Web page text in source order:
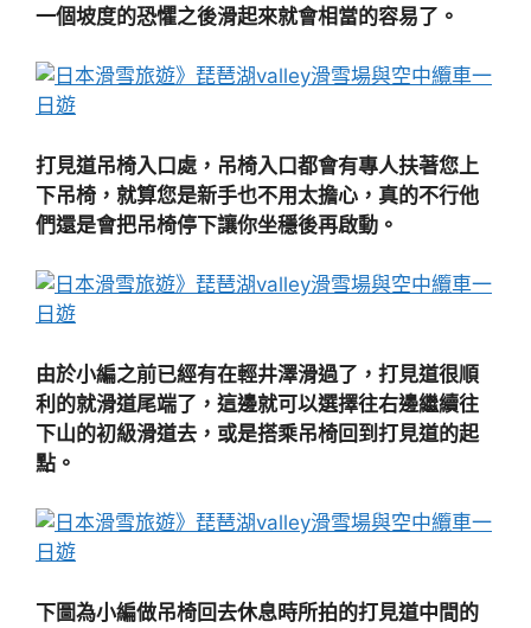
一個坡度的恐懼之後滑起來就會相當的容易了。
打見道吊椅入口處，吊椅入口都會有專人扶著您上
下吊椅，就算您是新手也不用太擔心，真的不行他
們還是會把吊椅停下讓你坐穩後再啟動。
由於小編之前已經有在輕井澤滑過了，打見道很順
利的就滑道尾端了，這邊就可以選擇往右邊繼續往
下山的初級滑道去，或是搭乘吊椅回到打見道的起
點。
下圖為小編做吊椅回去休息時所拍的打見道中間的